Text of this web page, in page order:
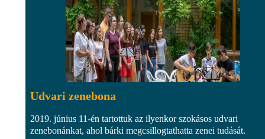
Udvari zenebona
2019. június 11-én tartottuk az ilyenkor szokásos udvari
zenebonánkat, ahol bárki megcsillogtathatta zenei tudását.